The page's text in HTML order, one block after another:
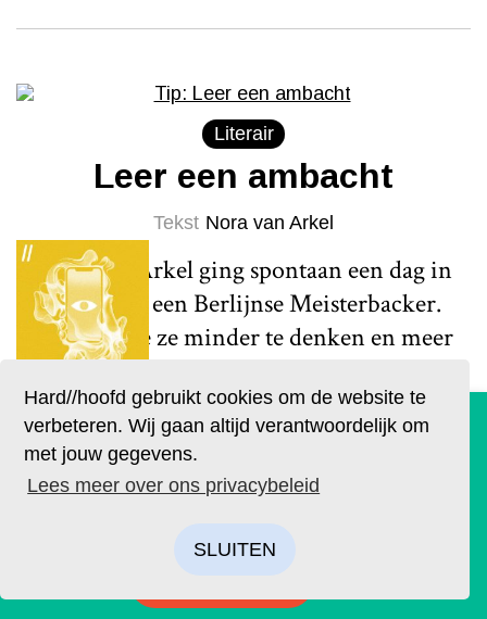
Hard//hoofd gebruikt cookies om de website te
verbeteren. Wij gaan altijd verantwoordelijk om
met jouw gegevens.
Lees meer over ons privacybeleid
SLUITEN
Literair
Leer een ambacht
Tekst Nora van Arkel
Nora van Arkel ging spontaan een dag in
de leer bij een Berlijnse Meisterbacker.
Daar leerde ze minder te denken en meer
te doen. Een tip om eens te vragen of
iemand je een ambacht wil leren.
Lees meer
De geruchten zijn waar. Lees Hard//hoofd nu ook op
papier!
Bestel op tijd je eigen exemplaar van de eerste editie, met
als thema: ‘Ik’. We hebben drie covers ontworpen. Kies je